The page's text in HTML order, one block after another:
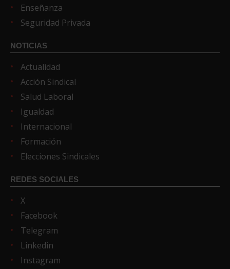
Enseñanza
Seguridad Privada
NOTICIAS
Actualidad
Acción Sindical
Salud Laboral
Igualdad
Internacional
Formación
Elecciones Sindicales
REDES SOCIALES
X
Facebook
Telegram
Linkedin
Instagram